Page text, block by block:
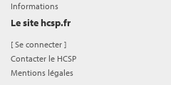
Informations
Le site hcsp.fr
[Se connecter ]
Contacter le HCSP
Mentions légales